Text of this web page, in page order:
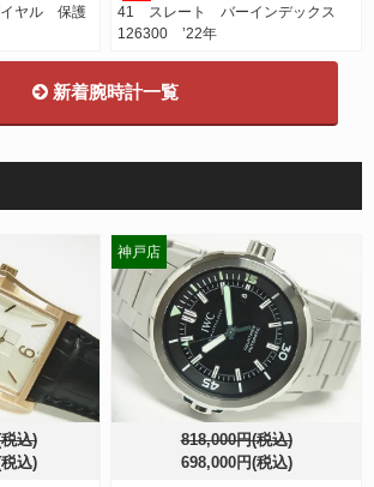
ヤル 保護
41 スレート バーインデックス
126300 ’22年
新着腕時計一覧
込)
込)
818,000円(税込)
698,000円(税込)
神戸店